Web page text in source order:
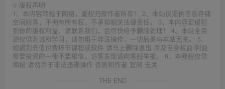
© 版权声明
1、本内容转载于网络，版权归原作者所有！ 2、本站仅提供信息存储
空间服务，不拥有所有权，不承担相关法律责任。 3、本内容若侵犯
到你的版权利益，请联系我们，会尽快给予删除处理！ 4、本站全资
源仅供测试和学习，请勿用于非法操作，一切后果与本站无关。 5、
如遇到充值付费环节课程或软件 请马上删除退出 涉及自身权益/利益
需要投资的一律不要相信，访客发现请向客服举报。 6、本教程仅供
揭秘 请勿用于非法违规操作 否则和作者 官网 无关
THE END